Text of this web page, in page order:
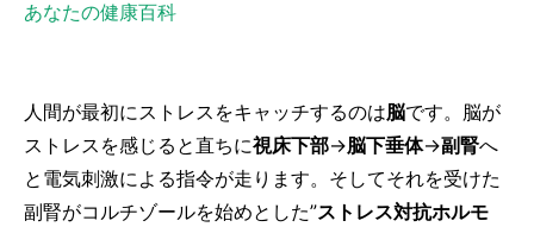
あなたの健康百科
人間が最初にストレスをキャッチするのは脳です。脳が
ストレスを感じると直ちに視床下部→脳下垂体→副腎へ
と電気刺激による指令が走ります。そしてそれを受けた
副腎がコルチゾールを始めとした”ストレス対抗ホルモ